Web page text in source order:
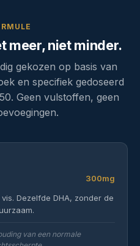
meer, niet minder.
gekozen op basis van
en specifiek gedoseerd
Geen vulstoffen, geen
300mg
Dezelfde DHA, zonder de
van een normale